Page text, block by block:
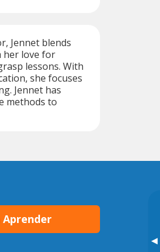
▸
Jennet blends
her love for
lessons. With
she focuses
Jennet has
methods to
Aprender